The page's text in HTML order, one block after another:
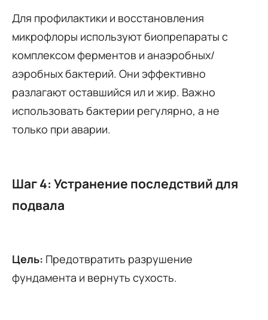
Для профилактики и восстановления
микрофлоры используют биопрепараты с
комплексом ферментов и анаэробных/
аэробных бактерий. Они эффективно
разлагают оставшийся ил и жир. Важно
использовать бактерии регулярно, а не
только при аварии.
Шаг 4: Устранение последствий для
подвала
Цель: Предотвратить разрушение
фундамента и вернуть сухость.